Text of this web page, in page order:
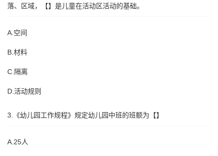
落、区域，【】是儿童在活动区活动的基础。
A.空间
B.材料
C.隔离
D.活动规则
3.《幼儿园工作规程》规定幼儿园中班的班额为【】
A.25人